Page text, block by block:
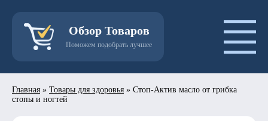
Обзор Товаров
Поможем подобрать лучшее
Главная » Товары для здоровья » Стоп-Актив масло от грибка
стопы и ногтей